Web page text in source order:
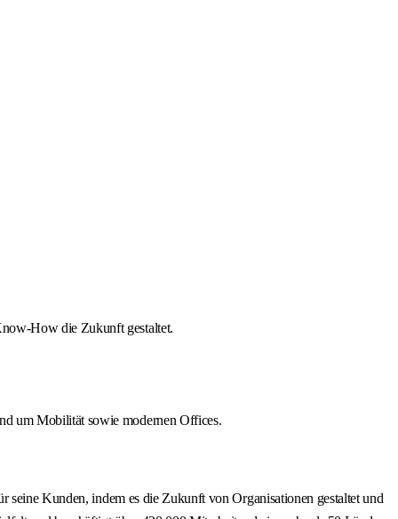
How die Zukunft gestaltet.
um Mobilität sowie modernen Offices.
Kunden, indem es die Zukunft von Organisationen gestaltet und